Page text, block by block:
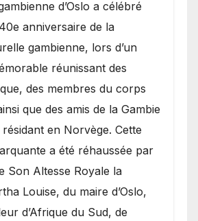
d’Oslo a célébré
anniversaire de la
gambienne, lors d’un
réunissant des
des membres du corps
que des amis de la Gambie
résidant en Norvège. Cette
a été réhaussée par
Son Altesse Royale la
Louise, du maire d’Oslo,
d’Afrique du Sud, de